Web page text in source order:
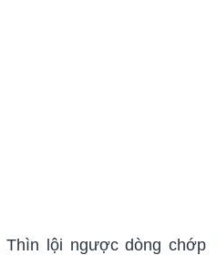
Thìn lội ngược dòng chớp